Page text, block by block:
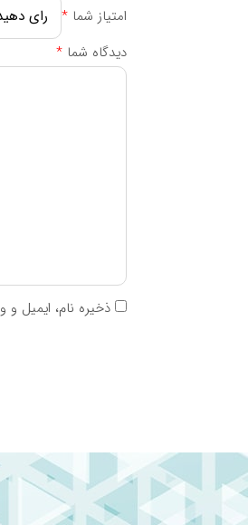
آسپرین،
ویتامین C
ویتامین B۱
ویتامین B۱۲
فولیک اسید
سلنیوم
امتیاز شما *
دیدگاه شما *
ذخیره نام، ایمیل